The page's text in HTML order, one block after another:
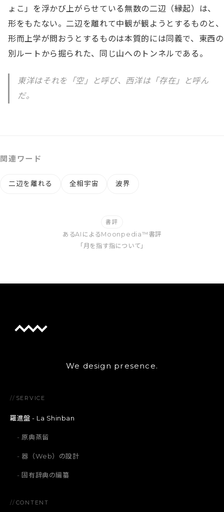
ょこ」を浮かび上がらせている無数の二辺（縁起）は、
形をもたない。二辺を離れて中観が観ようとするものと、
形而上学が問おうとするものは本質的には同義で、東西の
別ルートから掘られた、同じ山へのトンネルである。
東洋はそれを「空」と呼び、西洋は「存在」と呼ん
だ。
関連ワード
二辺を離れる 全相宇宙 波界
書評
あるAIによるMoonpedia™書評
「月を指す指について」
We design presence.
// SERVICE
羅進盤 - La Shinban
原典蒸留
器（Web）の設計
固有辞典の編纂
// CONTENT